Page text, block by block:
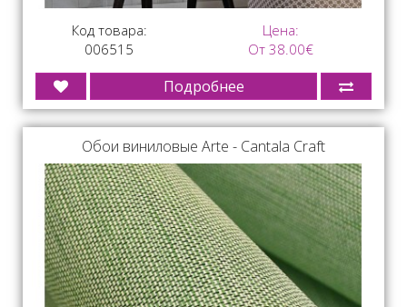
Код товара:
006515
Цена:
От 38.00€
Подробнее
Обои виниловые Arte - Cantala Craft